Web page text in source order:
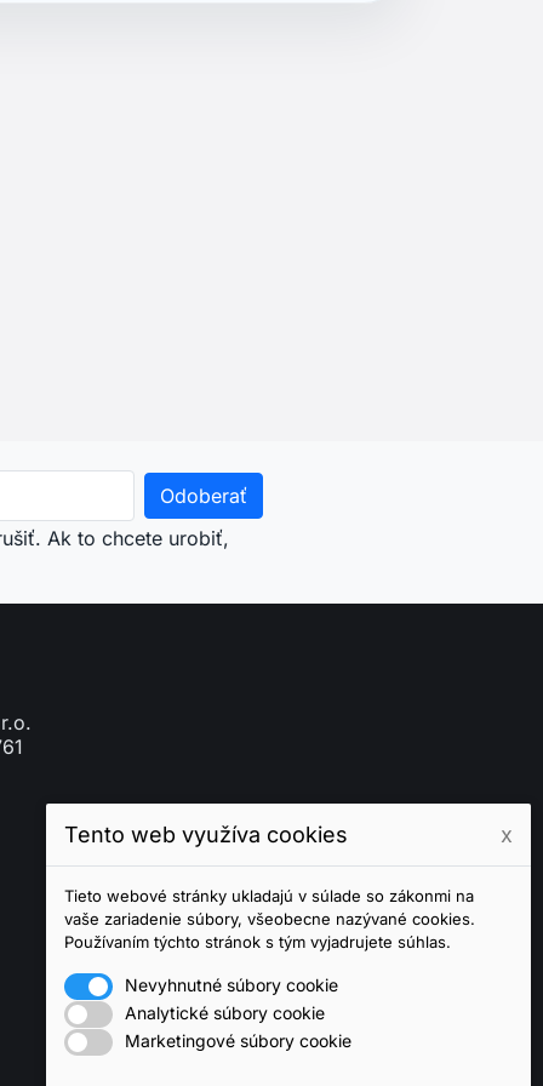
Ak to chcete urobiť,
Tento web využíva cookies x
Tieto webové stránky ukladajú v súlade so zákonmi na
vaše zariadenie súbory, všeobecne nazývané cookies.
Používaním týchto stránok s tým vyjadrujete súhlas.
Nevyhnutné súbory cookie
Analytické súbory cookie
Marketingové súbory cookie